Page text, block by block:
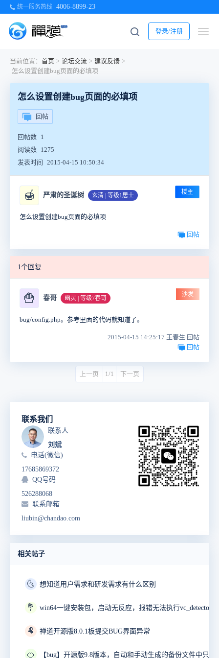
统一服务热线 4006-8899-23
登录/注册
当前位置： 首页 > 论坛交流 > 建议反馈 >
怎么设置创建bug页面的必填项
怎么设置创建bug页面的必填项
回帖
回帖数 1
阅读数 1275
发表时间
2015-04-15 10:50:34
🍯 严肃的圣诞树 玄清 | 等级1居士 楼主
怎么设置创建bug页面的必填项
回帖
1个回复
🍟 春哥 幽灵 | 等级7春哥
沙发
bug/config.php。参考里面的代码就知道了。
2015-04-15 14:25:17 王春生 回帖
回帖
上一页 1/1 下一页
联系我们
联系人
刘斌
电话(微信)
17685869372
QQ号码
526288068
联系邮箱
liubin@chandao.com
相关帖子
🌜 想知道用户需求和研发需求有什么区别
💐
🐏 禅道开源版8.0.1板提交BUG界面异常
🍊